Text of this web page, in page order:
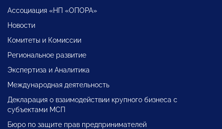
Ассоциация «НП «ОПОРА»
Новости
Комитеты и Комиссии
Региональное развитие
Экспертиза и Аналитика
Международная деятельность
Декларация о взаимодействии крупного бизнеса с
субъектами МСП
Бюро по защите прав предпринимателей